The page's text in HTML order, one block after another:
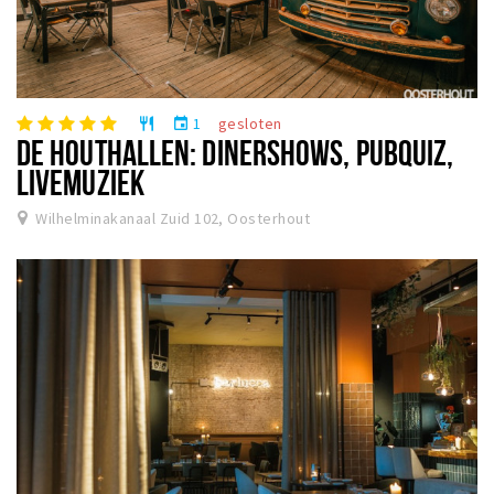
restaurant event 1 gesloten
DE HOUTHALLEN: DINERSHOWS, PUBQUIZ,
LIVEMUZIEK
Wilhelminakanaal Zuid 102, Oosterhout